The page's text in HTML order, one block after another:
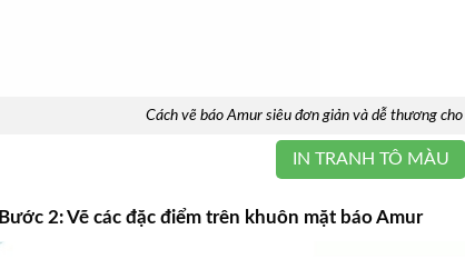
Cách vẽ báo Amur siêu đơn giản và dễ thương
IN TRANH TÔ MÀU
Bước 2: Vẽ các đặc điểm trên khuôn mặt báo Amur